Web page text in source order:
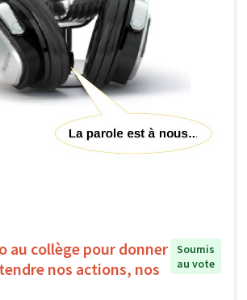
au collège pour donner
nos actions, nos
Soumis
au vote